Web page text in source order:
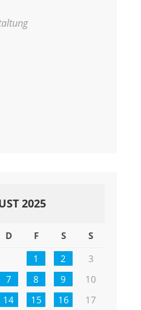
2025
D F S
S
1
2
3
7 8 9
10
14 15 16
17